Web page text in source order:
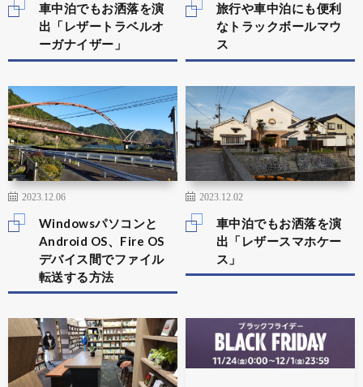
車中泊でもお洒落を演
出「レザートラベルオ
ーガナイザー」
旅行や車中泊にも便利
なトラックボールマウ
ス
2023.12.06
Windowsパソコンと
Android OS、Fire OS
デバイス間でファイル
転送する方法
2023.12.02
車中泊でもお洒落を演
出「レザースマホケー
ス」